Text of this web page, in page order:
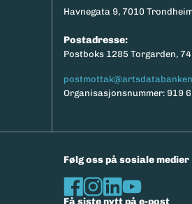
Havnegata 9, 7010
Postadresse:
Postboks 1285 Torgarden,
Organisasjonsnummer: 919
Følg oss på sosiale medier
Få siste nytt på e-post